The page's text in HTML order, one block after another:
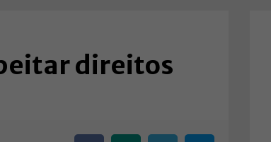
direitos